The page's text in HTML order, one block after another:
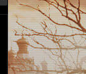
июнь 2020
работе